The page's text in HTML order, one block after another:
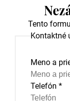
Tento
Kontaktné
Meno a
Telefón *